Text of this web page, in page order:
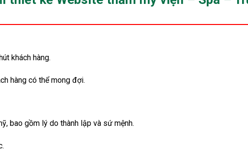
khách hàng.
hàng có thể mong đợi.
bao gồm lý do thành lập và sứ mệnh.